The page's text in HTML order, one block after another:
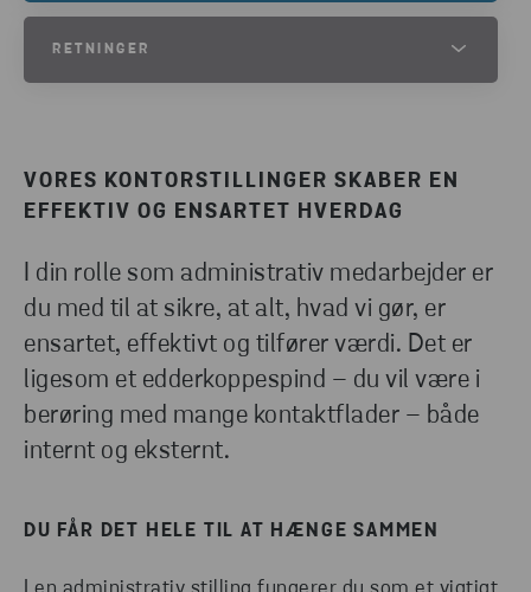
VORES KONTORSTILLINGER SKABER EN
EFFEKTIV OG ENSARTET HVERDAG
I din rolle som administrativ medarbejder er
du med til at sikre, at alt, hvad vi gør, er
ensartet, effektivt og tilfører værdi. Det er
ligesom et edderkoppespind – du vil være i
berøring med mange kontaktflader – både
internt og eksternt.
DU FÅR DET HELE TIL AT HÆNGE SAMMEN
RETNINGER
Kundesupport/Salgsupport
Teknisk afdeling
Logistik
Kommunikation
Marketing